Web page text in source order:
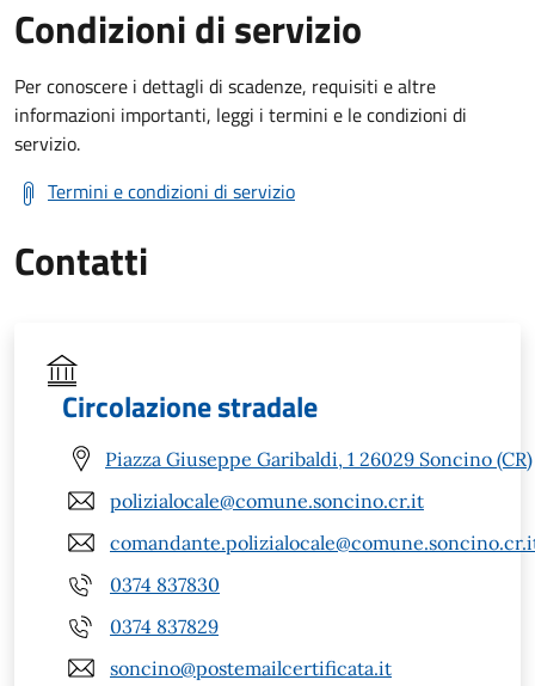
Condizioni di servizio
Per conoscere i dettagli di scadenze, requisiti e altre
informazioni importanti, leggi i termini e le condizioni di
servizio.
Termini e condizioni di servizio
Contatti
Circolazione stradale
Piazza Giuseppe Garibaldi, 1 26029 Soncino (CR)
polizialocale@comune.soncino.cr.it
0374 837830
0374 837829
soncino@postemailcertificata.it